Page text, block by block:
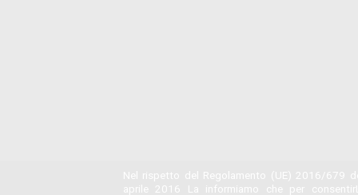
Nel rispetto del Regolamento (UE) 2016/679
aprile 2016 La informiamo che per